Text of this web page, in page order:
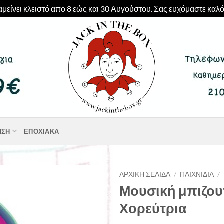
κλειστό απο 8 εώς και 30 Αυγούστου. Σας ευχόμαστε
ΕΠΟΧΙΑΚΆ
ΑΡΧΙΚΉ ΣΕΛΊΔΑ / ΠΑΙΧΝΊΔΙΑ /
Μουσική
Χορεύτρια